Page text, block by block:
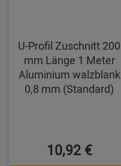
U-Profil Zuschnitt 200
mm Länge 1 Meter
Aluminium walzblank
0,8 mm (Standard)
10,92 €